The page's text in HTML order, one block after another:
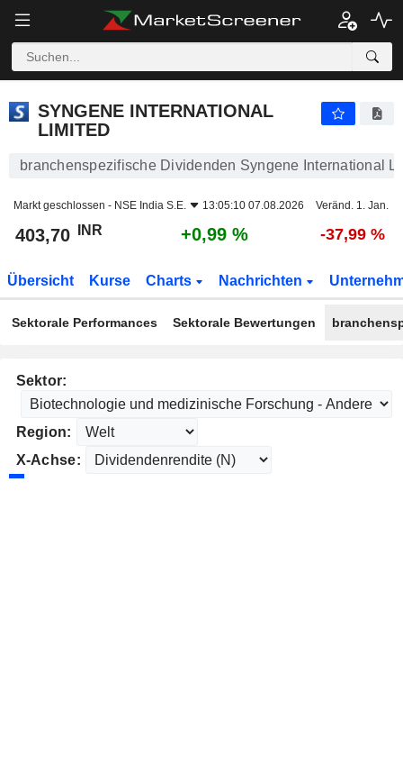
SYNGENE INTERNATIONAL
LIMITED
branchenspezifische Dividenden Syngene International
Markt geschlossen - NSE India S.E. 13:05:10 07.08.2026 Veränd. 1. Jan.
403,70 INR +0,99 % -37,99 %
Übersicht Kurse Charts Nachrichten
Sektorale Performances Sektorale Bewertungen
Sektor:
Region:
X-Achse: